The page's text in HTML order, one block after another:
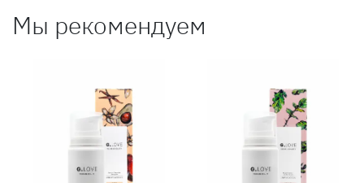
Мы рекомендуем